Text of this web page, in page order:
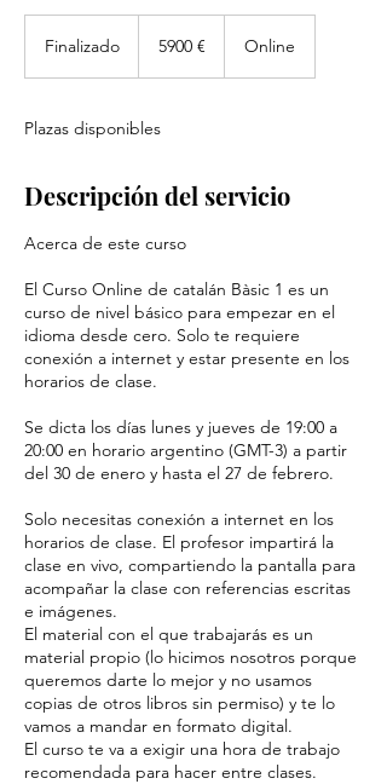
Finalizado
l
z
a
o
5900 € Online
Plazas disponibles
Descripción del servicio
Acerca de este curso
El Curso Online de catalán Bàsic 1 es un
curso de nivel básico para empezar en el
idioma desde cero. Solo te requiere
conexión a internet y estar presente en los
horarios de clase.
Se dicta los días lunes y jueves de 19:00 a
20:00 en horario argentino (GMT-3) a partir
del 30 de enero y hasta el 27 de febrero.
Solo necesitas conexión a internet en los
horarios de clase. El profesor impartirá la
clase en vivo, compartiendo la pantalla para
acompañar la clase con referencias escritas
e imágenes.
El material con el que trabajarás es un
material propio (lo hicimos nosotros porque
queremos darte lo mejor y no usamos
copias de otros libros sin permiso) y te lo
vamos a mandar en formato digital.
El curso te va a exigir una hora de trabajo
recomendada para hacer entre clases. ​